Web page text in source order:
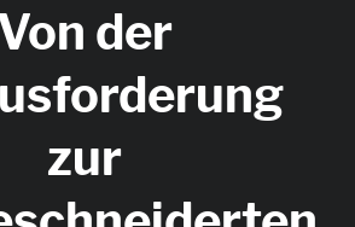
der
zur